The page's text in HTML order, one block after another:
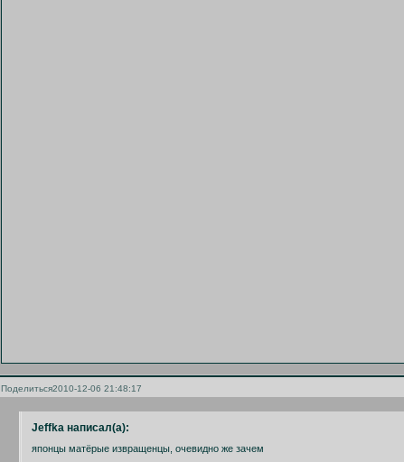
Поделиться2010-12-06 21:48:17
Jeffka написал(а):
японцы матёрые извращенцы, очевидно же зачем